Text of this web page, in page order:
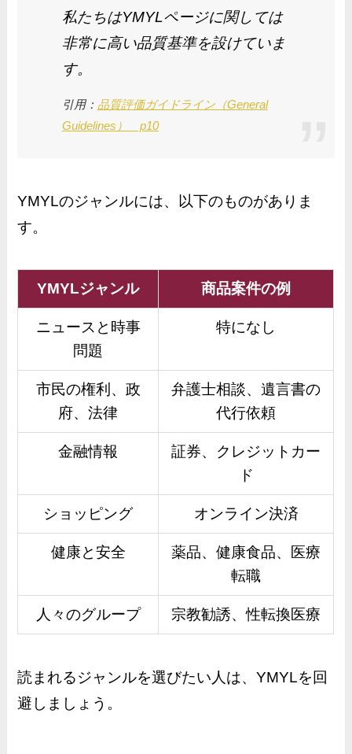
私たちはYMYLページに関しては
非常に高い品質基準を設けていま
す。
引用： 品質評価ガイドライン（General
Guidelines） p10
YMYLのジャンルには、以下のものがありま
す。
YMYLジャンル 商品案件の例
ニュースと時事
問題
特になし
市民の権利、政
府、法律
弁護士相談、遺言書の
代行依頼
金融情報
証券、クレジットカー
ド
ショッピング オンライン決済
健康と安全
薬品、健康食品、医療
転職
人々のグループ 宗教勧誘、性転換医療
読まれるジャンルを選びたい人は、YMYLを回
避しましょう。